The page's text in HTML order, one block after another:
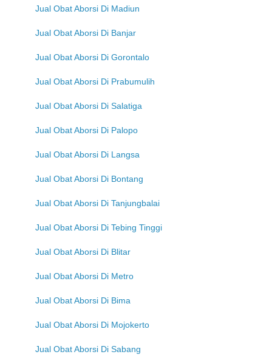
Jual Obat Aborsi Di Madiun
Jual Obat Aborsi Di Banjar
Jual Obat Aborsi Di Gorontalo
Jual Obat Aborsi Di Prabumulih
Jual Obat Aborsi Di Salatiga
Jual Obat Aborsi Di Palopo
Jual Obat Aborsi Di Langsa
Jual Obat Aborsi Di Bontang
Jual Obat Aborsi Di Tanjungbalai
Jual Obat Aborsi Di Tebing Tinggi
Jual Obat Aborsi Di Blitar
Jual Obat Aborsi Di Metro
Jual Obat Aborsi Di Bima
Jual Obat Aborsi Di Mojokerto
Jual Obat Aborsi Di Sabang